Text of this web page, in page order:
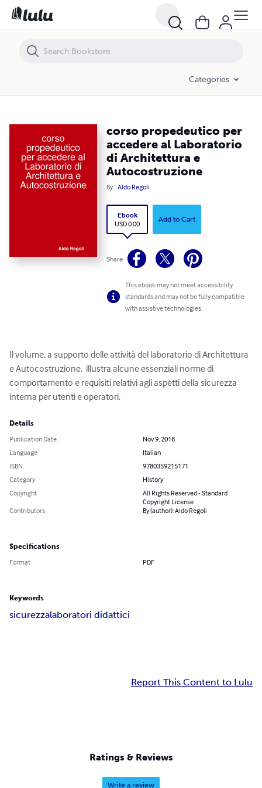
Categories
corso propedeutico per
accedere al Laboratorio
di Architettura e
Autocostruzione
By Aldo Regoli
Ebook
USD 0.00
Add to Cart
Share
This ebook may not meet accessibility
standards and may not be fully compatible
with assistive technologies.
Il volume, a supporto delle attività del laboratorio di Architettura
e Autocostruzione,  illustra alcune essenziali norme di
comportamento e requisiti relativi agli aspetti della sicurezza
interna per utenti e operatori.
Details
Publication Date
Nov 9, 2018
Language
Italian
ISBN
9780359215171
Category
History
Copyright
All Rights Reserved - Standard
Copyright License
Contributors
By (author): Aldo Regoli
Specifications
Format PDF
Keywords
sicurezzalaboratori didattici
Report This Content to Lulu
Ratings & Reviews
Write a review
corso propedeutico per accedere al Laboratorio di Architettura e